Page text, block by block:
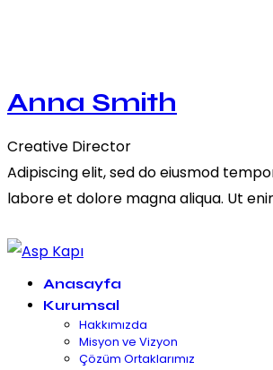
Anna Smith
Creative Director
Adipiscing elit, sed do eiusmod
labore et dolore magna aliqua. Ut
Anasayfa
Kurumsal
Hakkımızda
Misyon ve Vizyon
Çözüm Ortaklarımız